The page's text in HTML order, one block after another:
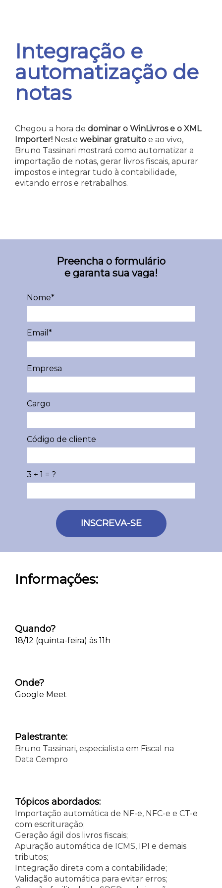
Integração e
automatização de
notas
Chegou a hora de dominar o WinLivros e o XML
Importer! Neste webinar gratuito e ao vivo,
Bruno Tassinari mostrará como automatizar a
importação de notas, gerar livros fiscais, apurar
impostos e integrar tudo à contabilidade,
evitando erros e retrabalhos.
Preencha o formulário
e garanta sua vaga!
Nome*
Email*
Empresa
Cargo
Código de cliente
3 + 1 = ?
INSCREVA-SE
Informações:
Quando?
18/12 (quinta-feira) às 11h
Onde?
Google Meet
Palestrante:
Bruno Tassinari, especialista em Fiscal na
Data Cempro
Tópicos abordados:
Importação automática de NF-e, NFC-e e CT-e
com escrituração;
Geração ágil dos livros fiscais;
Apuração automática de ICMS, IPI e demais
tributos;
Integração direta com a contabilidade;
Validação automática para evitar erros;